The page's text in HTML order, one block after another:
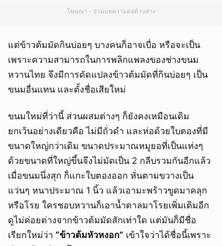
โฆษณา - อ่านบทความต่อด้านล่าง
แต่ข้าวต้มมัดกินบ่อยๆ บางคนก็อาจเบื่อ หรือจะเป็น
เพราะความสามารถในการพลิกแพลงของช่างขนม
หวานไทย จึงมีการดัดแปลงข้าวต้มมัดที่กินบ่อยๆ เป็น
ขนมอื่นแทน และตั้งชื่อเสียใหม่
ขนมใหม่ที่ว่านี้ ส่วนผสมต่างๆ ก็ยังคงเหมือนเดิม
ยกเว้นอย่างเดียวคือ ไม่มีถั่วดำ และห่อด้วยใบตองที่มี
ขนาดใหญ่กว่าเดิม ขนาดประมาณหมูยอที่เป็นแท่งๆ
ด้วยขนาดที่ใหญ่ขึ้นจึงไม่มัดเป็น 2 กลีบรวมกันอีกแล้ว
เมื่อขนมนึ่งสุก ก็แกะใบตองออก หั่นตามขวางเป็น
แว่นๆ หนาประมาณ 1 นิ้ว แล้วเอามะพร้าวขูดมาคลุก
หรือโรย ใครชอบหวานก็เอาน้ำตาลมาโรยเพิ่มเติมอีก
ดูไม่ค่อยต่างจากข้าวต้มมัดสักเท่าใด แต่มันก็มีชื่อ
เรียกใหม่ว่า “ข้าวต้มหัวหงอก” เข้าใจว่าได้ชื่อนี้เพราะ